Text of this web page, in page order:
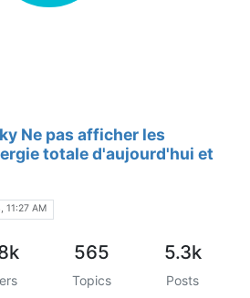
Ne pas afficher les
totale d'aujourd'hui et
11:27 AM
565
Topics
5.3k
Posts